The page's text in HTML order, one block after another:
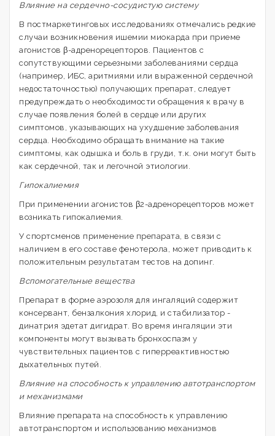
Влияние на сердечно-сосудистую систему
В постмаркетинговых исследованиях отмечались редкие
случаи возникновения ишемии миокарда при приеме
агонистов β-адренорецепторов. Пациентов с
сопутствующими серьезными заболеваниями сердца
(например, ИБС, аритмиями или выраженной сердечной
недостаточностью) получающих препарат, следует
предупреждать о необходимости обращения к врачу в
случае появления болей в сердце или других
симптомов, указывающих на ухудшение заболевания
сердца. Необходимо обращать внимание на такие
симптомы, как одышка и боль в груди, т.к. они могут быть
как сердечной, так и легочной этиологии.
Гипокалиемия
При применении агонистов β2-адренорецепторов может
возникать гипокалиемия.
У спортсменов применение препарата, в связи с
наличием в его составе фенотерола, может приводить к
положительным результатам тестов на допинг.
Вспомогательные вещества
Препарат в форме аэрозоля для ингаляций содержит
консервант, бензалкония хлорид, и стабилизатор -
динатрия эдетат дигидрат. Во время ингаляции эти
компоненты могут вызывать бронхоспазм у
чувствительных пациентов с гиперреактивностью
дыхательных путей.
Влияние на способность к управлению автотранспортом
и механизмами
Влияние препарата на способность к управлению
автотранспортом и использованию механизмов